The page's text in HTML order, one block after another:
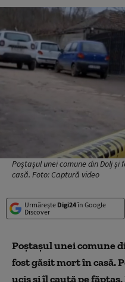
Poștașul unei comune din Dolj
casă. Foto: Captură video
Urmărește Digi24în Google
Discover
Poștașul unei comune
fost găsit mort în casă.
ucis și îl caută pe